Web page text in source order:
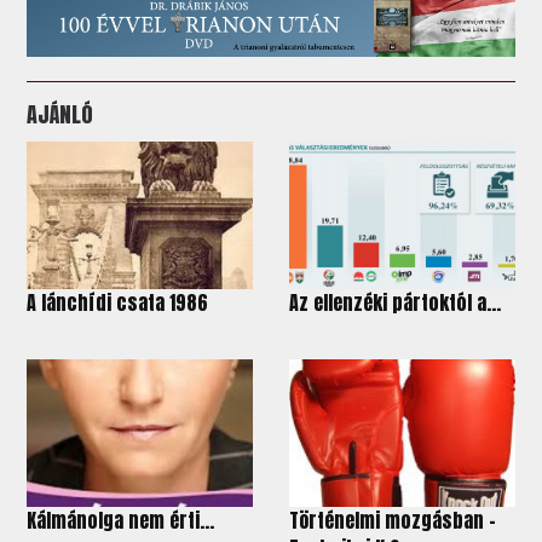
AJÁNLÓ
A lánchídi csata 1986 Az ellenzéki pártoktól a...
Kálmánolga nem érti...
Történelmi mozgásban -